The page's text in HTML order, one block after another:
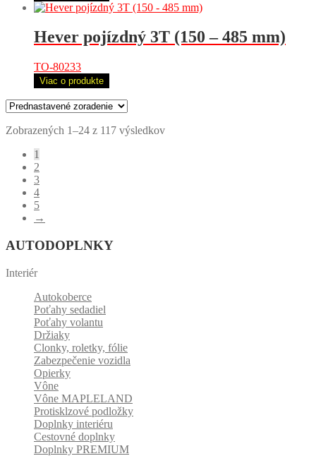
Hever pojízdný 3T (150 – 485 mm)
TO-80233
Viac o produkte
Zobrazených 1–24 z 117 výsledkov
1
2
3
4
5
→
AUTODOPLNKY
Interiér
Autokoberce
Poťahy sedadiel
Poťahy volantu
Držiaky
Clonky, roletky, fólie
Zabezpečenie vozidla
Opierky
Vône
Vône MAPLELAND
Protisklzové podložky
Doplnky interiéru
Cestovné doplnky
Doplnky PREMIUM